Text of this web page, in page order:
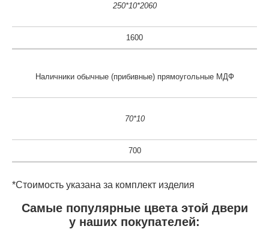
250*10*2060
1600
Наличники обычные (прибивные) прямоугольные МДФ
70*10
700
*Стоимость указана за комплект изделия
Самые популярные цвета этой двери
у наших покупателей: